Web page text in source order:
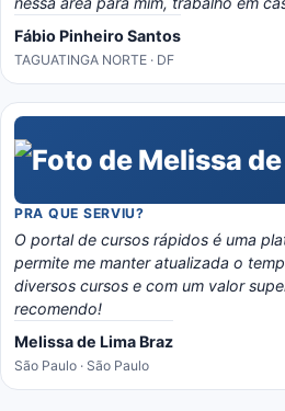
e o material é bem eladorado,
recomendo o portal, é instrutivo e
Fábio Pinheiro Santos
TAGUATINGA NORTE · DF
PRA QUE SERVIU?
O portal de cursos rápidos é uma
permite me manter atualizada o
diversos cursos e com um valor
recomendo!
Melissa de Lima Braz
São Paulo · São Paulo